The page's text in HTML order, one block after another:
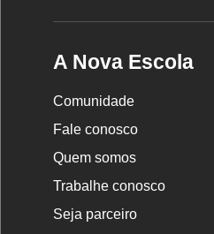
A Nova Escola
Comunidade
Fale conosco
Quem somos
Trabalhe conosco
Seja parceiro